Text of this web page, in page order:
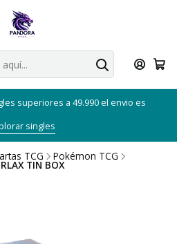
superiores a 49.990 el envio es
singles
TCG Pokémon TCG
TIN BOX